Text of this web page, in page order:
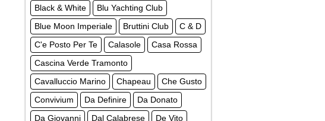
Black & White
Blu Yachting Club
Blue Moon Imperiale
Bruttini Club
C & D
C'e Posto Per Te
Calasole
Casa Rossa
Cascina Verde Tramonto
Cavalluccio Marino
Chapeau
Che Gusto
Convivium
Da Definire
Da Donato
Da Giovanni
Dal Calabrese
De Vito